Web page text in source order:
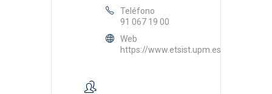
Teléfono
91 067 19 00
Web
https://www.etsist.upm.es/